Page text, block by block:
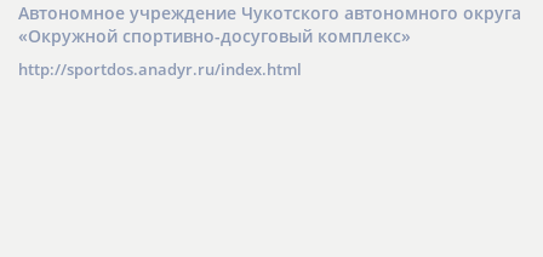
Автономное учреждение Чукотского автономного округа
«Окружной спортивно-досуговый комплекс»
http://sportdos.anadyr.ru/index.html